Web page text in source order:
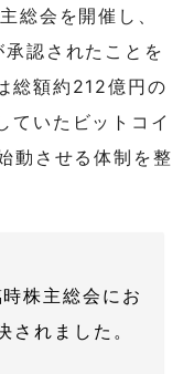
総会を開催し、
認されたことを
総額約212億円の
ていたビットコイ
動させる体制を整
株主総会にお
されました。